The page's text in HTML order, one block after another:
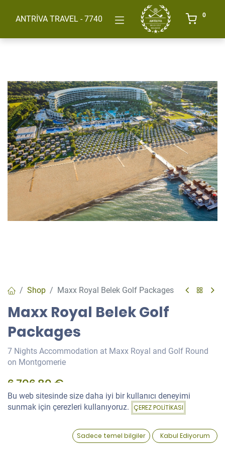
Price:
Add to Cart
Search Wishlist Account
ANTRİVA TRAVEL - 7740 0
Shop Maxx Royal Belek Golf Packages
Maxx Royal Belek Golf
Packages
7 Nights Accommodation at Maxx Royal and Golf Round
on Montgomerie
6.706,80 €
Green Fee
Bu web sitesinde size daha iyi bir kullanıcı deneyimi
sunmak için çerezleri kullanıyoruz. ÇEREZ POLİTİKASI
Sadece temel bilgiler Kabul Ediyorum